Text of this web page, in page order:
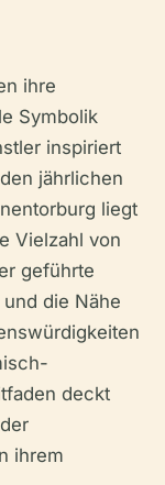
ihre
Symbolik
inspiriert
jährlichen
liegt
Vielzahl von
geführte
die Nähe
deckt
ihrem